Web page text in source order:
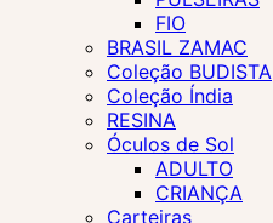
FIO
BRASIL ZAMAC
Coleção BUDISTA
Coleção Índia
RESINA
Óculos de Sol
ADULTO
CRIANÇA
Carteiras